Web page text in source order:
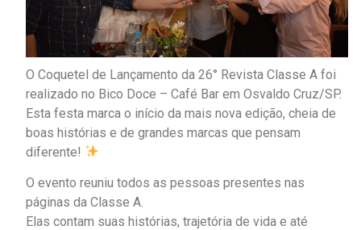
O Coquetel de Lançamento da 26° Revista Classe A foi
realizado no Bico Doce – Café Bar em Osvaldo Cruz/SP.
Esta festa marca o início da mais nova edição, cheia de
boas histórias e de grandes marcas que pensam
diferente!
O evento reuniu todos as pessoas presentes nas
páginas da Classe A.
Elas contam suas histórias, trajetória de vida e até